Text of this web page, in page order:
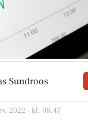
Sundroos
2022 - kl. 08:47